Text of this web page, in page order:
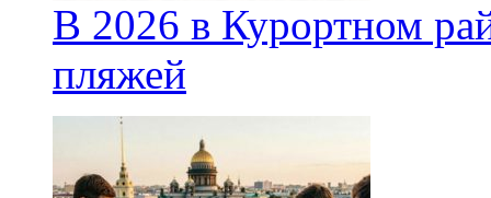
В 2026 в Курортном
пляжей